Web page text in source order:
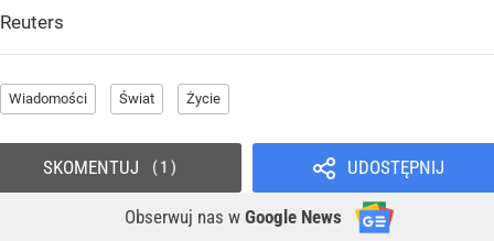
Reuters
Wiadomości Świat Życie
UDOSTĘPNIJ
Obserwuj nas w Google News
SKOMENTUJ 1